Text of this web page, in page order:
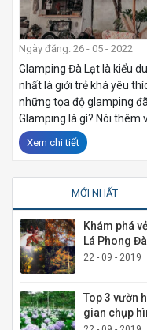
Ngày đăng: 26 - 05 - 2022
Glamping Đà Lạt là kiểu
nhất là giới trẻ khá yêu
những tọa độ glamping
Glamping là gì? Nói thêm
Xem chi tiết
MỚI NHẤT
Khám phá
Lá Phong
22 - 09 - 2019
Top 3 vườn
gian chụp